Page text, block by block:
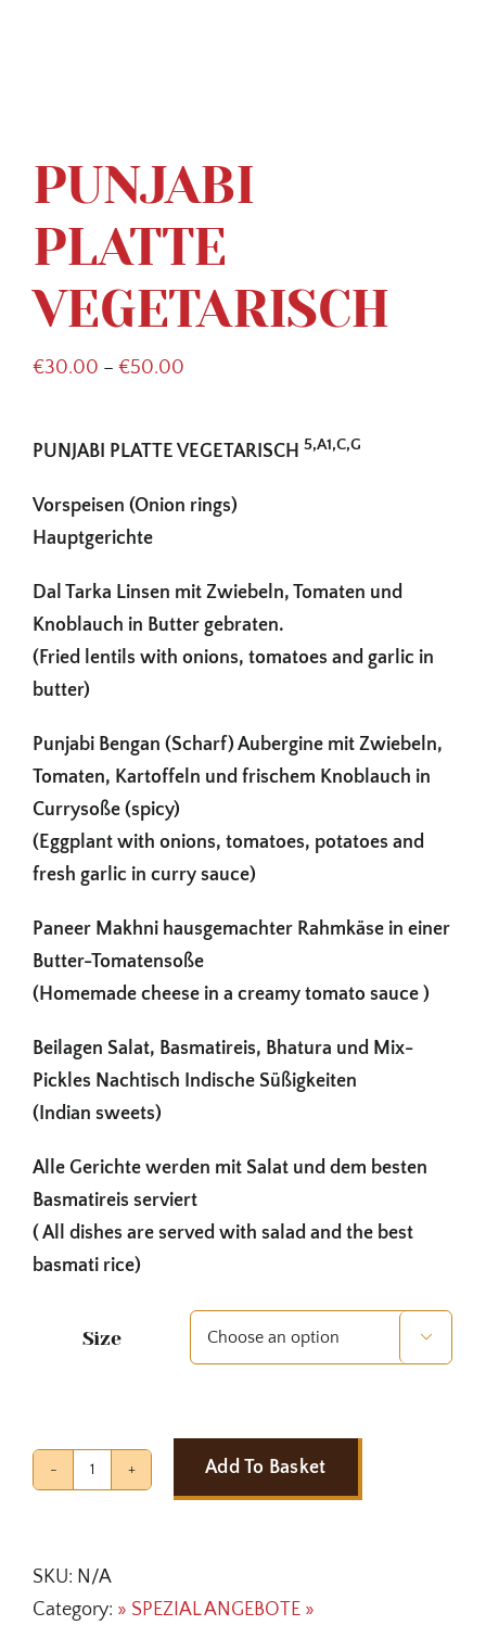
PUNJABI
PLATTE
VEGETARISCH
€30.00 – €50.00
through
€50.00
PUNJABI PLATTE VEGETARISCH 5,A1,C,G
Vorspeisen (Onion rings)
Hauptgerichte
Dal Tarka Linsen mit Zwiebeln, Tomaten und
Knoblauch in Butter gebraten.
(Fried lentils with onions, tomatoes and garlic in
butter)
Punjabi Bengan (Scharf) Aubergine mit Zwiebeln,
Tomaten, Kartoffeln und frischem Knoblauch in
Currysoße (spicy)
(Eggplant with onions, tomatoes, potatoes and
fresh garlic in curry sauce)
Paneer Makhni hausgemachter Rahmkäse in einer
Butter-Tomatensoße
(Homemade cheese in a creamy tomato sauce )
Beilagen Salat, Basmatireis, Bhatura und Mix-
Pickles Nachtisch Indische Süßigkeiten
(Indian sweets)
Alle Gerichte werden mit Salat und dem besten
Basmatireis serviert
( All dishes are served with salad and the best
basmati rice)
Size 
PUNJABI
quantity
Add To Basket
SKU: N/A
Category: » SPEZIAL ANGEBOTE »